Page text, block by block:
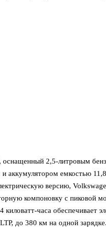
оснащенный 2,5-литровым
аккумулятором емкостью
версию,
компоновку с пиковой
часа обеспечивает
до 380 км на одной зарядке.